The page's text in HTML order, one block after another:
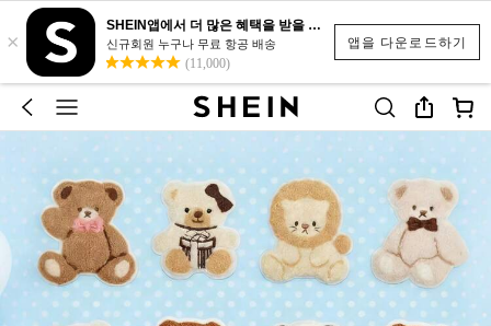
앱을 다운로드하기
×
SHEIN앱에서 더 많은 혜택을 받을 수 있어요.
신규회원 누구나 무료 항공 배송
(11,000)